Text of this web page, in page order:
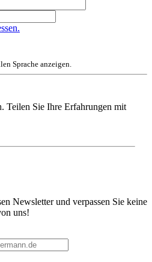
Sprache anzeigen.
Teilen Sie Ihre Erfahrungen mit
Newsletter und verpassen Sie keine
uns!